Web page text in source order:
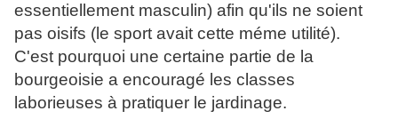
essentiellement masculin) afin qu'ils ne soient
pas oisifs (le sport avait cette méme utilité).
C'est pourquoi une certaine partie de la
bourgeoisie a encouragé les classes
laborieuses à pratiquer le jardinage.